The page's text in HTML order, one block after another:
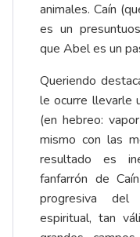
animales. Caín
es un
que Abel es un
Queriendo
le ocurre llevarle
(en hebreo:
mismo con las
resultado es
fanfarrón de
progresiva del
espiritual, tan